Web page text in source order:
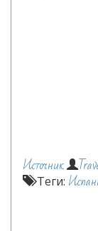
Источник
Теги: